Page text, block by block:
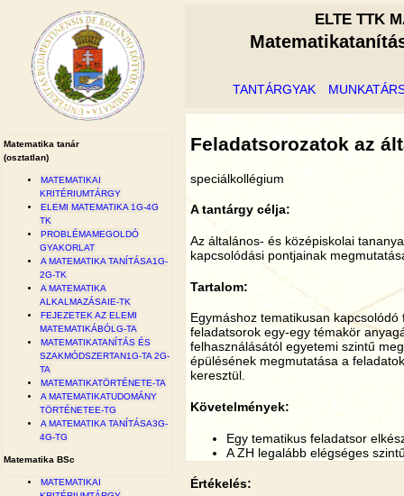
ELTE TTK
TANTÁRGYAK
Matematika tanár
(osztatlan)
MATEMATIKAI
KRITÉRIUMTÁRGY
ELEMI MATEMATIKA 1G-4G
TK
PROBLÉMAMEGOLDÓ
GYAKORLAT
A MATEMATIKA TANÍTÁSA1G-
2G-TK
A MATEMATIKA
ALKALMAZÁSAIE-TK
FEJEZETEK AZ ELEMI
MATEMATIKÁBÓLG-TA
MATEMATIKATANÍTÁS ÉS
SZAKMÓDSZERTAN1G-TA 2G-
TA
MATEMATIKATÖRTÉNETE-TA
A MATEMATIKATUDOMÁNY
TÖRTÉNETEE-TG
A MATEMATIKA TANÍTÁSA3G-
4G-TG
Matematika BSc
MATEMATIKAI
Feladatsorozatok az
speciálkollégium
A tantárgy célja:
Az általános- és középiskolai
kapcsolódási pontjainak
Tartalom:
Egymáshoz tematikusan
feladatsorok egy-egy témakör
felhasználásától egyetemi szintű
épülésének megmutatása a
keresztül.
Követelmények:
Egy tematikus feladatsor
A ZH legalább elégséges
Értékelés: